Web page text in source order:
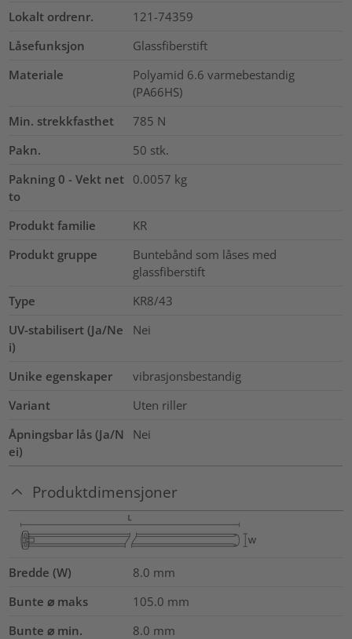
Lokalt ordrenr.
121-74359
Låsefunksjon
Glassfiberstift
Materiale
Polyamid 6.6 varmebestandig
(PA66HS)
Min. strekkfasthet
785 N
Pakn.
50 stk.
Pakning 0 - Vekt net
to
0.0057 kg
Produkt familie
KR
Produkt gruppe
Buntebånd som låses med
glassfiberstift
Type
KR8/43
UV-stabilisert (Ja/Ne
i)
Nei
Unike egenskaper
vibrasjonsbestandig
Variant
Uten riller
Åpningsbar lås (Ja/N
ei)
Nei
Produktdimensjoner
Bredde (W) 8.0 mm
Bunte ⌀ maks
105.0 mm
Bunte ⌀ min.
8.0 mm